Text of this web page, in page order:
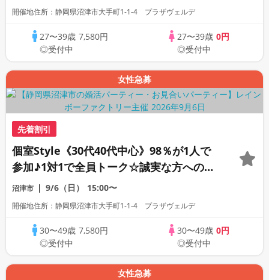
開催地住所：静岡県沼津市大手町1-1-4 プラザヴェルデ
27〜39歳 7,580円
◎受付中
27〜39歳 0円
◎受付中
女性急募
先着割引
個室Style《30代40代中心》98％が1人で
参加♪1対1で全員トーク☆誠実な方への婚
活パーティー
沼津市 9/6（日） 15:00〜
開催地住所：静岡県沼津市大手町1-1-4 プラザヴェルデ
30〜49歳 7,580円
◎受付中
30〜49歳 0円
◎受付中
女性急募